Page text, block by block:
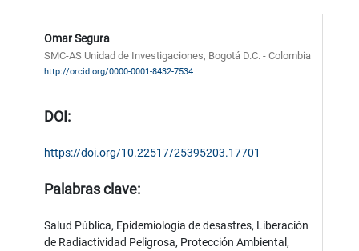
Omar Segura
SMC-AS Unidad de Investigaciones, Bogotá D.C. - Colombia
http://orcid.org/0000-0001-8432-7534
DOI:
https://doi.org/10.22517/25395203.17701
Palabras clave:
Salud Pública, Epidemiología de desastres, Liberación
de Radiactividad Peligrosa, Protección Ambiental,